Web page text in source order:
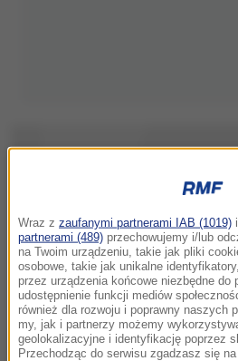
Wraz z zaufanymi partnerami IAB (1019) i
partnerami (489) przechowujemy i/lub
na Twoim urządzeniu, takie jak pliki
osobowe, takie jak unikalne
przez urządzenia końcowe niezbędne do
udostępnienie funkcji mediów
również dla rozwoju i poprawny naszych
my, jak i partnerzy możemy
geolokalizacyjne i identyfikację poprzez
Przechodząc do serwisu zgadzasz się na